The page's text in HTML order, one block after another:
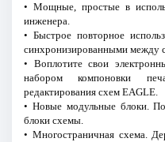
• Мощные, простые в
инженера.
• Быстрое повторное
синхронизированными между
• Воплотите свои
набором компоновки
редактирования схем EAGLE.
• Новые модульные блоки.
блоки схемы.
• Многостраничная схема.